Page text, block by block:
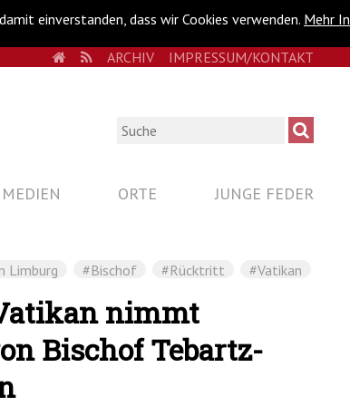
einverstanden, dass wir Cookies verwenden. Mehr
HOMERSSARCHIV IMPRESSUM/KONTAKT
Suche
MEDIEN ORTE JUNGE FEDER
Limburg #Bischof #Rücktritt #Vatikan
nimmt
Bischof Tebartz-